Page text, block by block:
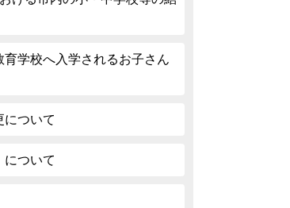
学校へ入学されるお子さん
について
について